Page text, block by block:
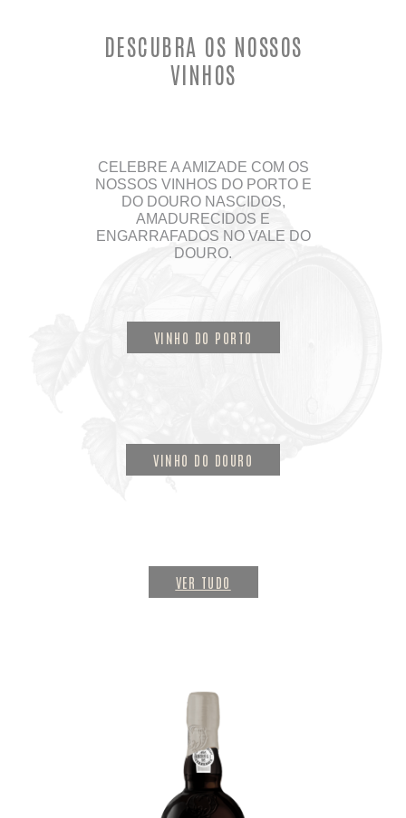
DESCUBRA OS NOSSOS
VINHOS
CELEBRE A AMIZADE COM OS
NOSSOS VINHOS DO PORTO E
DO DOURO NASCIDOS,
AMADURECIDOS E
ENGARRAFADOS NO VALE DO
DOURO.
VINHO DO PORTO
VINHO DO DOURO
VER TUDO